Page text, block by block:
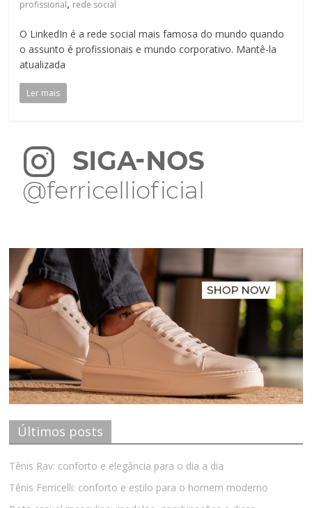
profissional, rede social
O LinkedIn é a rede social mais famosa do mundo quando
o assunto é profissionais e mundo corporativo. Mantê-la
atualizada
Ler mais
Últimos posts
Tênis Rav: conforto e elegância para o dia a dia
Tênis Ferricelli: conforto e estilo para o homem moderno